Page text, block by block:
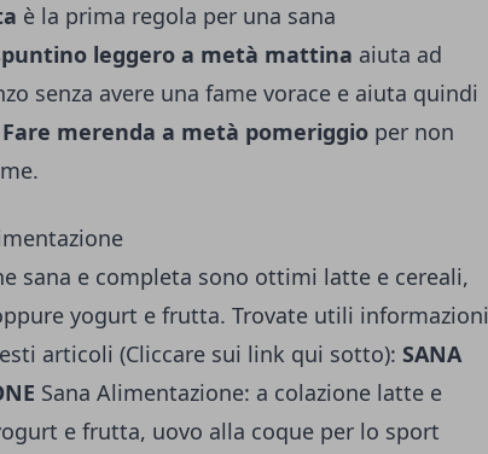
è la prima regola per una sana
leggero a metà mattina aiuta ad
senza avere una fame vorace e aiuta quindi
Fare merenda a metà pomeriggio per non
sana e completa sono ottimi latte e cereali,
yogurt e frutta. Trovate utili informazioni
articoli (Cliccare sui link qui sotto): SANA
Sana Alimentazione: a colazione latte e
e frutta, uovo alla coque per lo sport